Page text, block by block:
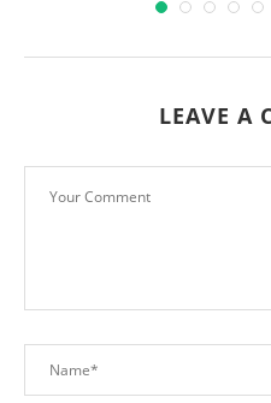
LEAVE A